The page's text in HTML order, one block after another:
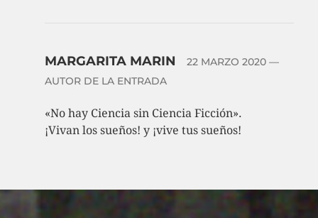
MARGARITA MARIN 22 MARZO 2020—
AUTOR DE LA ENTRADA
«No hay Ciencia sin Ciencia Ficción».
¡Vivan los sueños! y ¡vive tus sueños!